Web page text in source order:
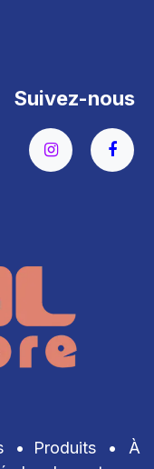
Suivez-nous
• Produits •
À